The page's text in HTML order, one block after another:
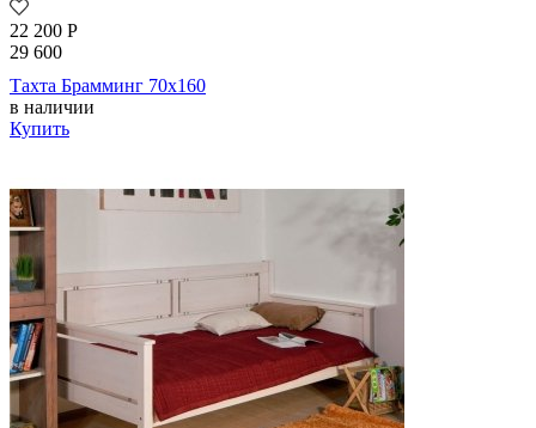
22 200 Р
29 600
Тахта Брамминг 70х160
в наличии
Купить